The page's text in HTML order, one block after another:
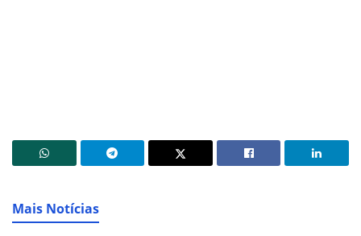
Mais Notícias